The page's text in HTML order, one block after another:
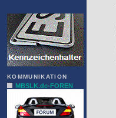
KOMMUNIKATION
MBSLK.de-FOREN